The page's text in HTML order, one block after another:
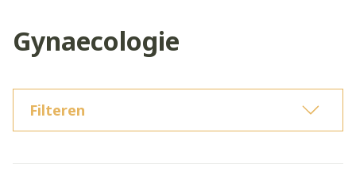
Gynaecologie
Filteren